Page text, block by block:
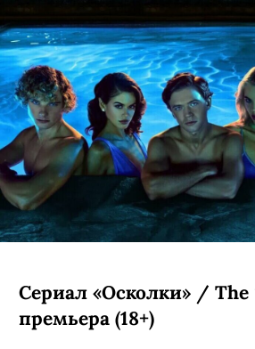
Сериал «Осколки» / The
премьера (18+)